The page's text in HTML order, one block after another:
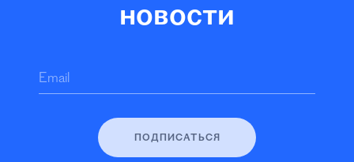
новости
Email
ПОДПИСАТЬСЯ